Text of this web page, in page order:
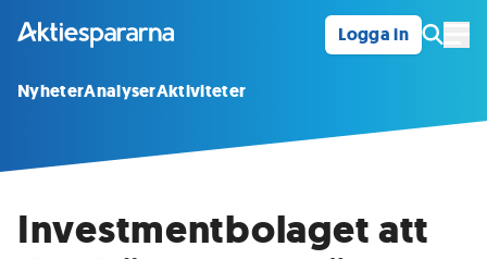
Logga in
NyheterAnalyserAktiviteter
Investmentbolaget att